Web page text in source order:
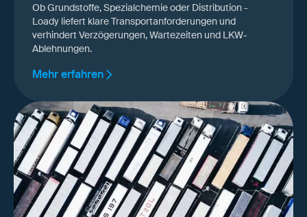
Ob Grundstoffe, Spezialchemie oder Distribution -
Loady liefert klare Transportanforderungen und
verhindert Verzögerungen, Wartezeiten und LKW-
Ablehnungen.
Mehr erfahren